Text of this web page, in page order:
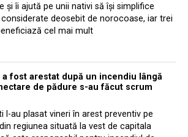
și îi ajută pe unii nativi să își simplifice
deosebit de norocoase, iar trei
cel mai mult
a fost arestat după un incendiu lângă
de pădure s-au făcut scrum
l-au plasat vineri în arest preventiv pe
regiunea situată la vest de capitala